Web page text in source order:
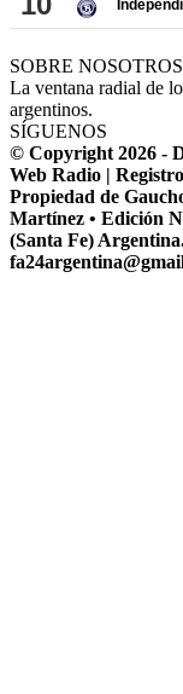
SOBRE NOSOTROS
La ventana radial de
argentinos.
SÍGUENOS
© Copyright 2026 -
Web Radio |
Propiedad de
Martínez • Edición
(Santa Fe)